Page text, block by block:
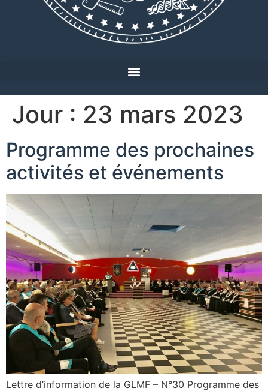
Jour : 23 mars 2023
Programme des prochaines
activités et événements
Lettre d’information de la GLMF – N°30 Programme des